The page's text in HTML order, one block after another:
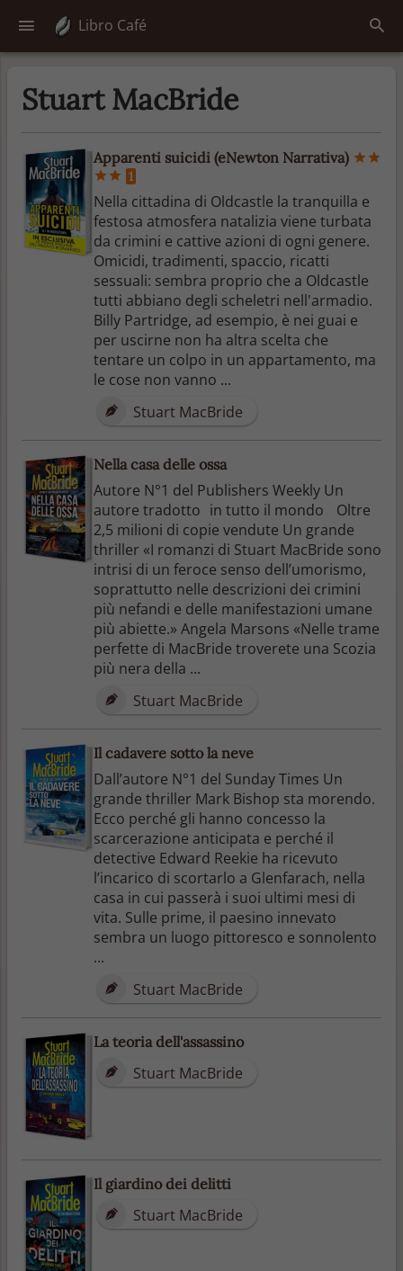
Libro Café
Stuart MacBride
Apparenti suicidi (eNewton Narrativa)
1
Nella cittadina di Oldcastle la tranquilla e
festosa atmosfera natalizia viene turbata
da crimini e cattive azioni di ogni genere.
Omicidi, tradimenti, spaccio, ricatti
sessuali: sembra proprio che a Oldcastle
tutti abbiano degli scheletri nell'armadio.
Billy Partridge, ad esempio, è nei guai e
per uscirne non ha altra scelta che
tentare un colpo in un appartamento, ma
le cose non vanno ...
Stuart MacBride
Nella casa delle ossa
Autore N°1 del Publishers Weekly Un
autore tradotto in tutto il mondo Oltre
2,5 milioni di copie vendute Un grande
thriller «I romanzi di Stuart MacBride sono
intrisi di un feroce senso dell’umorismo,
soprattutto nelle descrizioni dei crimini
più nefandi e delle manifestazioni umane
più abiette.» Angela Marsons «Nelle trame
perfette di MacBride troverete una Scozia
più nera della ...
Stuart MacBride
Il cadavere sotto la neve
Dall’autore N°1 del Sunday Times Un
grande thriller Mark Bishop sta morendo.
Ecco perché gli hanno concesso la
scarcerazione anticipata e perché il
detective Edward Reekie ha ricevuto
l’incarico di scortarlo a Glenfarach, nella
casa in cui passerà i suoi ultimi mesi di
vita. Sulle prime, il paesino innevato
sembra un luogo pittoresco e sonnolento
...
Stuart MacBride
La teoria dell'assassino
Stuart MacBride
Il giardino dei delitti
Stuart MacBride